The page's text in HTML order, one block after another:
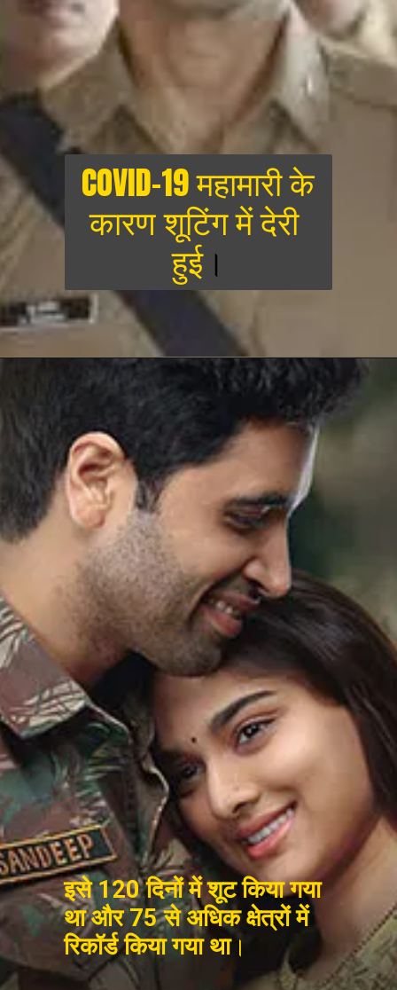
COVID-19 महामारी के
कारण शूटिंग में देरी
हुई।
इसे 120 दिनों में शूट किया गया
था और 75 से अधिक क्षेत्रों में
रिकॉर्ड किया गया था।